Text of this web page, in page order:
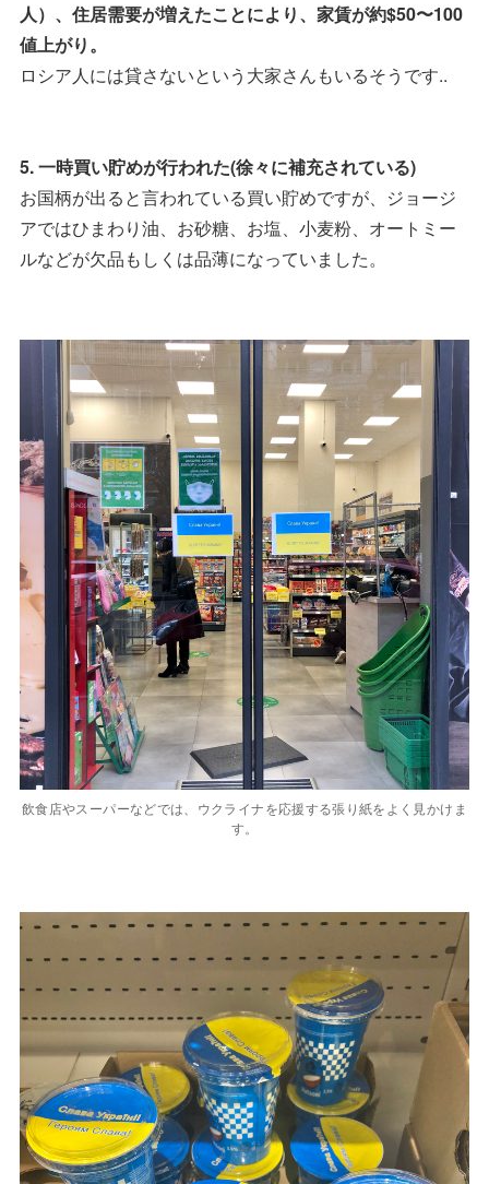
人）、住居需要が増えたことにより、家賃が約$50〜100
値上がり。
ロシア人には貸さないという大家さんもいるそうです..
5. 一時買い貯めが行われた(徐々に補充されている)
お国柄が出ると言われている買い貯めですが、ジョージ
アではひまわり油、お砂糖、お塩、小麦粉、オートミー
ルなどが欠品もしくは品薄になっていました。
飲食店やスーパーなどでは、ウクライナを応援する張り紙をよく見かけま
す。